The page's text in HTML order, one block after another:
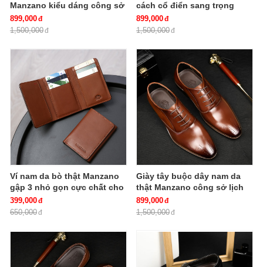
Manzano kiểu dáng công sở
mới lịch lãm và nam tính
M66686
899,000
1,500,000
cách cổ điển sang trọng
mẫu mới 2024 M66189
899,000
1,500,000
Ví nam da bò thật Manzano
gập 3 nhỏ gọn cực chất cho
quý ông V88648
399,000
650,000
Giày tây buộc dây nam da
thật Manzano công sở lịch
thiệp và đẳng cấp M66682
899,000
1,500,000